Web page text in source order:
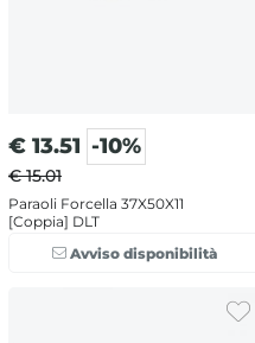
€ 13.51 -10%
€ 15.01
Paraoli Forcella 37X50X11
[Coppia] DLT
Avviso disponibilità